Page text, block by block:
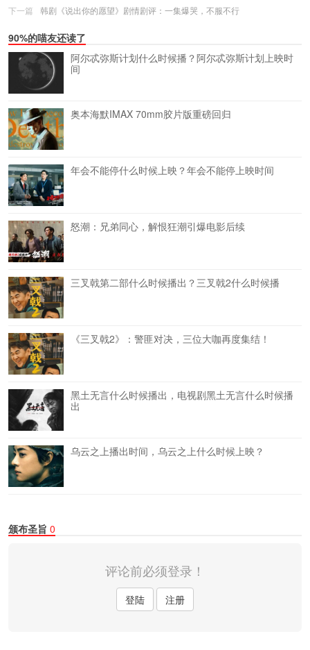
下一篇
韩剧《说出你的愿望》剧情剧评：一集爆哭，不服不行
90%的喵友还读了
阿尔忒弥斯计划什么时候播？阿尔忒弥斯计划上映时
间
奥本海默IMAX 70mm胶片版重磅回归
年会不能停什么时候上映？年会不能停上映时间
怒潮：兄弟同心，解恨狂潮引爆电影后续
三叉戟第二部什么时候播出？三叉戟2什么时候播
《三叉戟2》：警匪对决，三位大咖再度集结！
黑土无言什么时候播出，电视剧黑土无言什么时候播
出
乌云之上播出时间，乌云之上什么时候上映？
颁布圣旨 0
评论前必须登录！
登陆 注册